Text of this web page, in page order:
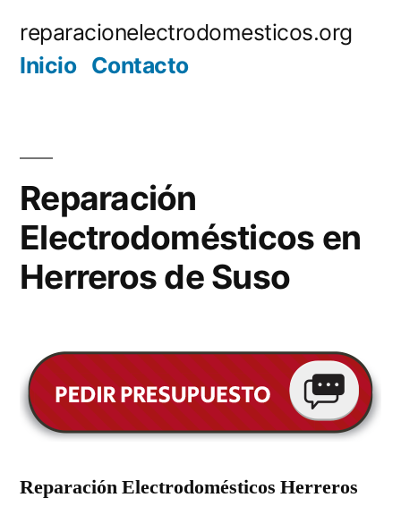
reparacionelectrodomesticos.org
Inicio Contacto
Reparación
Electrodomésticos en
Herreros de Suso
Reparación Electrodomésticos Herreros